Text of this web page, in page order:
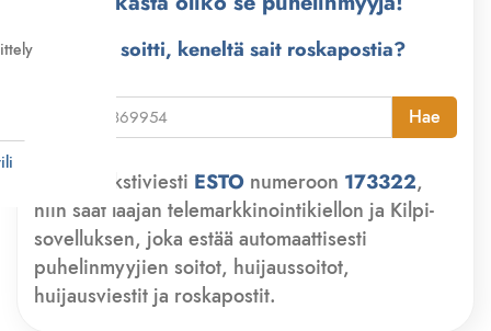
Kuka soitti, keneltä sait roskapostia?
Hae
Lähetä tekstiviesti ESTO numeroon 173322,
niin saat laajan telemarkkinointikiellon ja Kilpi-
sovelluksen, joka estää automaattisesti
puhelinmyyjien soitot, huijaussoitot,
huijausviestit ja roskapostit.